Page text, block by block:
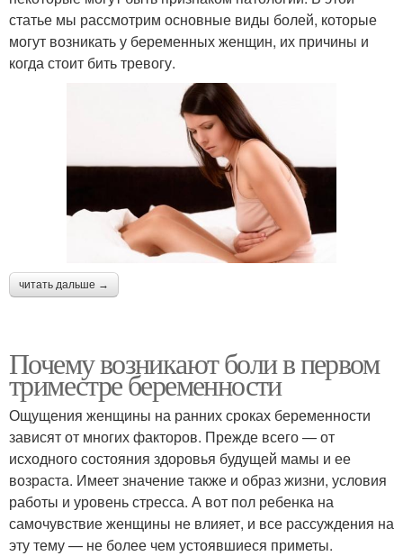
статье мы рассмотрим основные виды болей, которые
могут возникать у беременных женщин, их причины и
когда стоит бить тревогу.
читать дальше →
Почему возникают боли в первом
триместре беременности
Ощущения женщины на ранних сроках беременности
зависят от многих факторов. Прежде всего — от
исходного состояния здоровья будущей мамы и ее
возраста. Имеет значение также и образ жизни, условия
работы и уровень стресса. А вот пол ребенка на
самочувствие женщины не влияет, и все рассуждения на
эту тему — не более чем устоявшиеся приметы.